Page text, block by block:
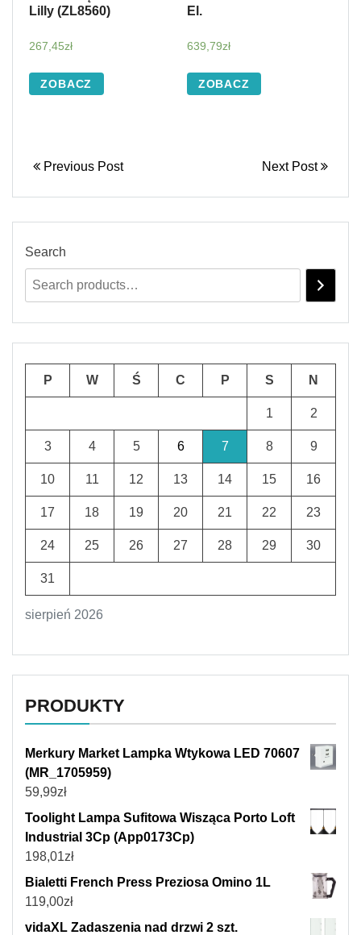
Lilly (ZL8560)
267,45zł
ZOBACZ
El.
639,79zł
ZOBACZ
Previous Post Next Post
Search
sierpień 2026
P W Ś C P S N
1 2
3 4 5 6 7 8 9
10 11 12 13 14 15 16
17 18 19 20 21 22 23
24 25 26 27 28 29 30
31
PRODUKTY
Merkury Market Lampka Wtykowa LED 70607
(MR_1705959)
59,99zł
Toolight Lampa Sufitowa Wisząca Porto Loft
Industrial 3Cp (App0173Cp)
198,01zł
Bialetti French Press Preziosa Omino 1L
119,00zł
vidaXL Zadaszenia nad drzwi 2 szt.